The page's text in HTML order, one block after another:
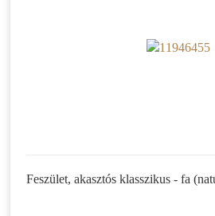
Feszület, akasztós klasszikus - fa